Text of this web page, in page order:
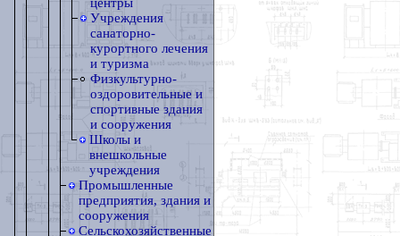
Учреждения
санаторно-
курортного лечения
и туризма
Физкультурно-
оздоровительные и
спортивные здания
и сооружения
Школы и
внешкольные
учреждения
Промышленные
предприятия, здания и
сооружения
Сельскохозяйственные